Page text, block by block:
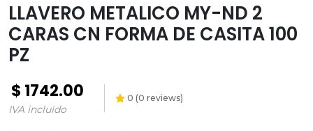
LLAVERO METALICO MY-ND 2
CARAS CN FORMA DE CASITA 100
PZ
$ 1742.00
IVA incluido
0 (0 reviews)